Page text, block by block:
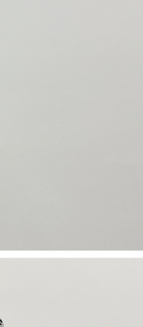
同意方可使用
使相關法律權利，請聯
示之個人資料，連同必
處理利用您的個人資